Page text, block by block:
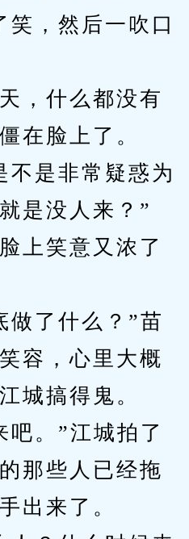
笑，然后一吹口
什么都没有
在脸上了。
是非常疑惑为
是没人来？”
笑意又浓了
了什么？”苗
容，心里大概
城搞得鬼。
。”江城拍了
那些人已经拖
出来了。